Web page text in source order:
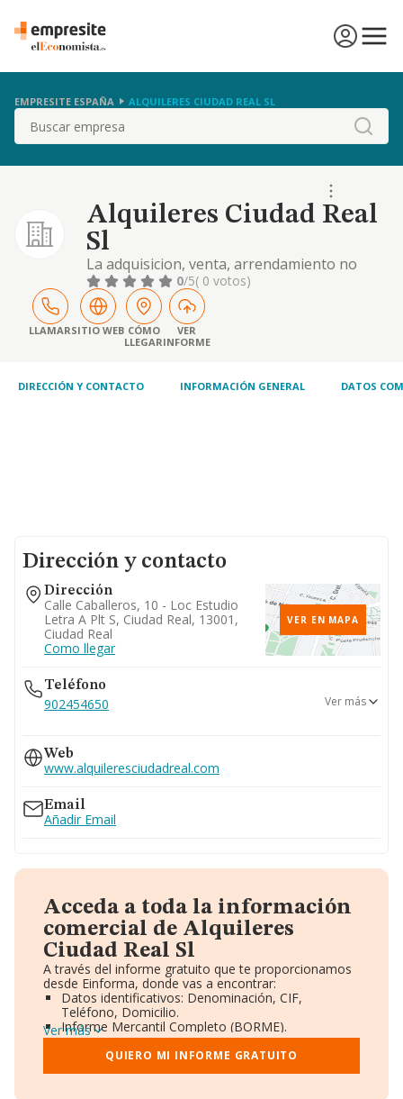
EMPRESITE ESPAÑA ALQUILERES CIUDAD REAL SL
Buscar
Alquileres Ciudad Real
Sl
La adquisicion, venta, arrendamiento no
financiero, exportacion e importacion de
maquinaria destinada a obras civiles y
construccion en general, con inclusion de
montacargas para obras e industriales, asi
como gruas torr
0/5( 0 votos)
LLAMARSITIO WEB CÓMO
LLEGAR
VER
INFORME
DIRECCIÓN Y CONTACTO INFORMACIÓN GENERAL DATOS
Dirección y contacto
Dirección
Calle Caballeros, 10 - Loc Estudio
Letra A Plt S, Ciudad Real, 13001,
Ciudad Real
Como llegar
VER EN MAPA
Teléfono
902454650
646...
Ver teléfono 646...
Ver más
Web
www.alquileresciudadreal.com
Email
Añadir Email
Acceda a toda la información
comercial de Alquileres
Ciudad Real Sl
A través del informe gratuito que te proporcionamos
desde Einforma, donde vas a encontrar:
Datos identificativos: Denominación, CIF,
Teléfono, Domicilio.
Informe Mercantil Completo (BORME).
Gráficos de Evolución Ventas y Empleados.
Consejo de Administración y Administradores.
Directivos y Ejecutivos.
Ver más
QUIERO MI INFORME GRATUITO